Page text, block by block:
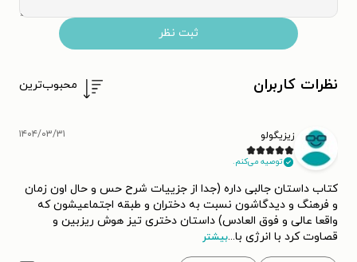
ثبت نظر
نظرات کاربران محبوب‌ترین
زیزیگولو
توصیه می‌کنم.
۱۴۰۴/۰۳/۳۱
کتاب داستان جالبی داره (جدا از جزییات شرح حس و حال اون زمان
و فرهنگ و دیدگاشون نسبت به دختران و طبقه اجتماعیشون که
واقعا عالی و فوق العادس) داستان دختری تیز هوش ریزبین و
قصاوت کرد با انرژی با...بیشتر